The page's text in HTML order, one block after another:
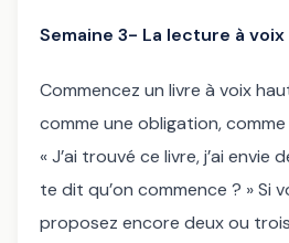
Semaine 3- La lecture à
Commencez un livre à voix
comme une obligation,
« J’ai trouvé ce livre, j’ai envie
te dit qu’on commence ? » Si
proposez encore deux ou